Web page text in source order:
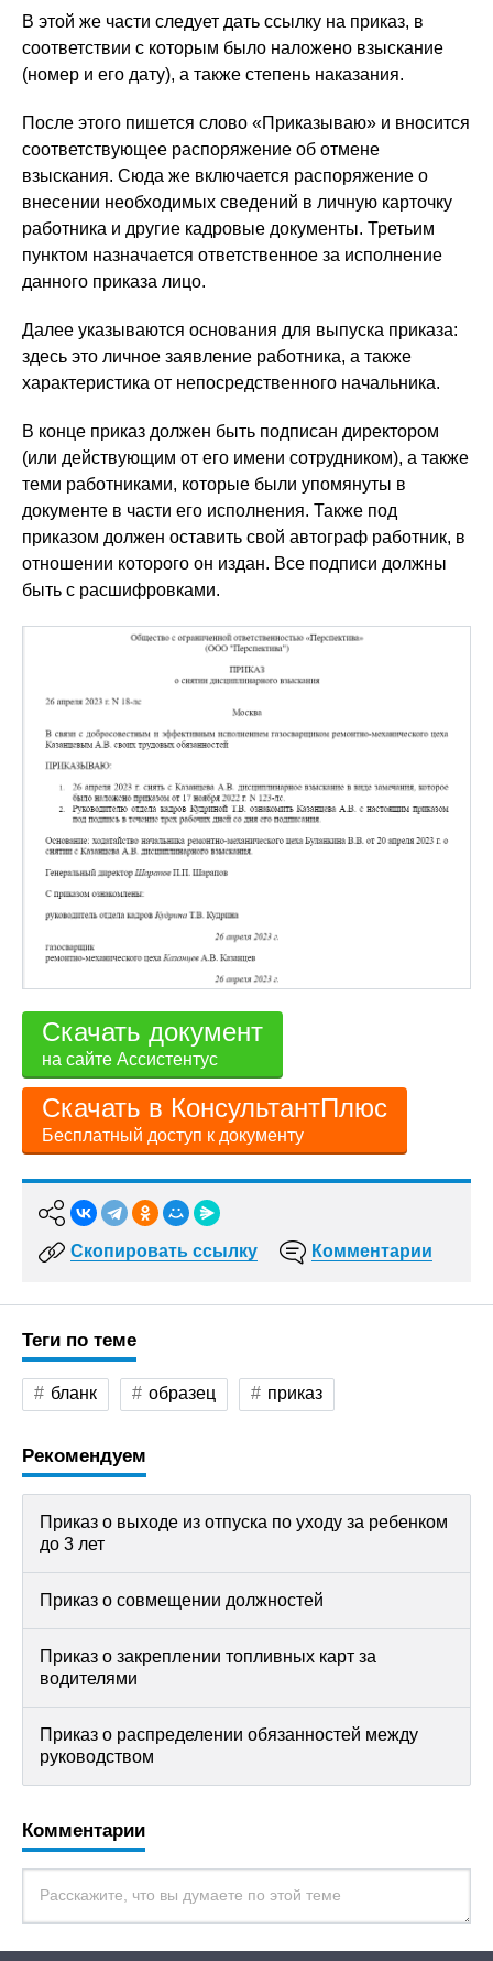
В этой же части следует дать ссылку на приказ, в
соответствии с которым было наложено взыскание
(номер и его дату), а также степень наказания.
После этого пишется слово «Приказываю» и вносится
соответствующее распоряжение об отмене
взыскания. Сюда же включается распоряжение о
внесении необходимых сведений в личную карточку
работника и другие кадровые документы. Третьим
пунктом назначается ответственное за исполнение
данного приказа лицо.
Далее указываются основания для выпуска приказа:
здесь это личное заявление работника, а также
характеристика от непосредственного начальника.
В конце приказ должен быть подписан директором
(или действующим от его имени сотрудником), а также
теми работниками, которые были упомянуты в
документе в части его исполнения. Также под
приказом должен оставить свой автограф работник, в
отношении которого он издан. Все подписи должны
быть с расшифровками.
Скачать документ
на сайте Ассистентус
Скачать в КонсультантПлюс
Бесплатный доступ к документу
Скопировать ссылку Комментарии
Теги по теме
бланк образец приказ
Рекомендуем
Приказ о выходе из отпуска по уходу за ребенком
до 3 лет
Приказ о совмещении должностей
Приказ о закреплении топливных карт за
водителями
Приказ о распределении обязанностей между
руководством
Комментарии